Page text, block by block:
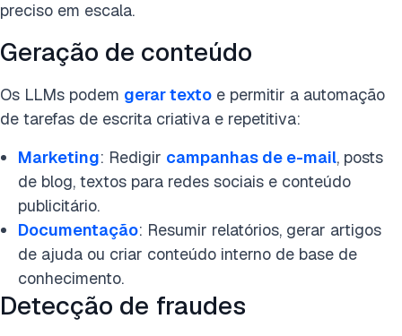
preciso em escala.
Geração de conteúdo
Os LLMs podem gerar texto e permitir a automação
de tarefas de escrita criativa e repetitiva:
Marketing: Redigir campanhas de e-mail, posts
de blog, textos para redes sociais e conteúdo
publicitário.
Documentação: Resumir relatórios, gerar artigos
de ajuda ou criar conteúdo interno de base de
conhecimento.
Detecção de fraudes